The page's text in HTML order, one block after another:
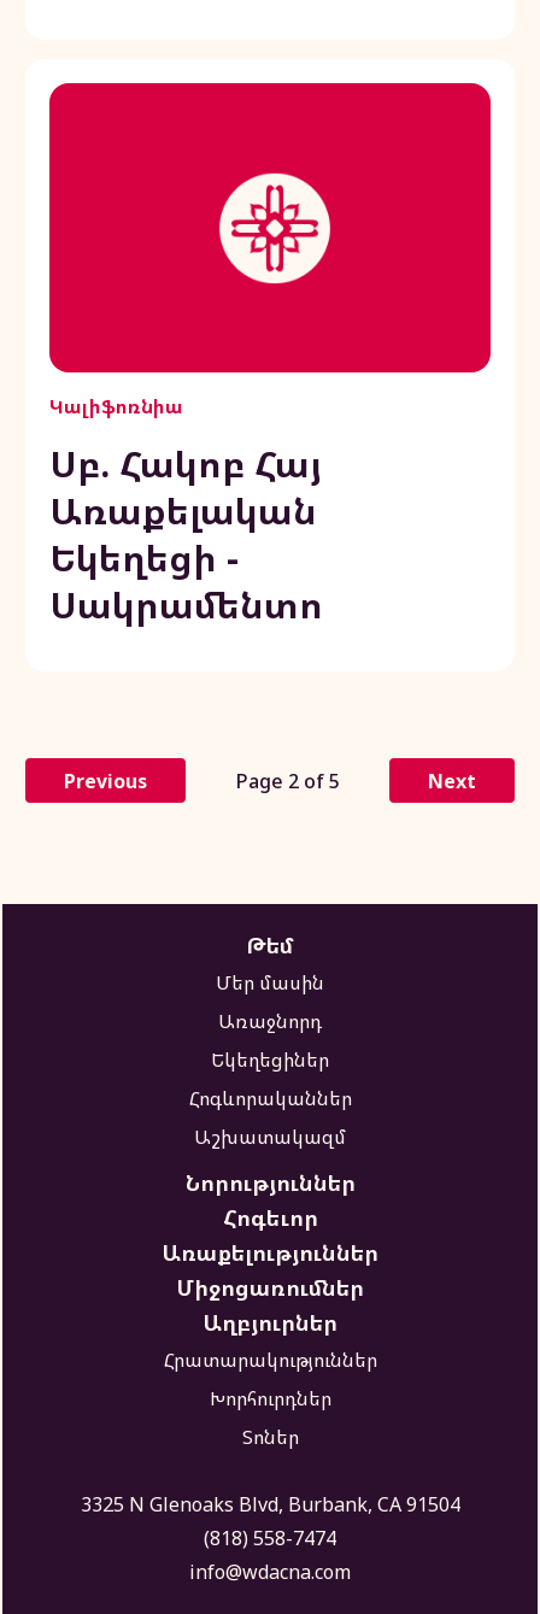
Կալիֆոռնիա
Սբ. Հակոբ Հայ
Առաքելական
Եկեղեցի -
Սակրամենտո
Previous Page 2 of 5 Next
Թեմ
Մեր մասին
Առաջնորդ
Եկեղեցիներ
Հոգևորականներ
Աշխատակազմ
Նորություններ
Հոգեւոր
Առաքելություններ
Միջոցառումներ
Աղբյուրներ
Հրատարակություններ
Խորհուրդներ
Տոներ
3325 N Glenoaks Blvd, Burbank, CA 91504
(818) 558-7474
info@wdacna.com